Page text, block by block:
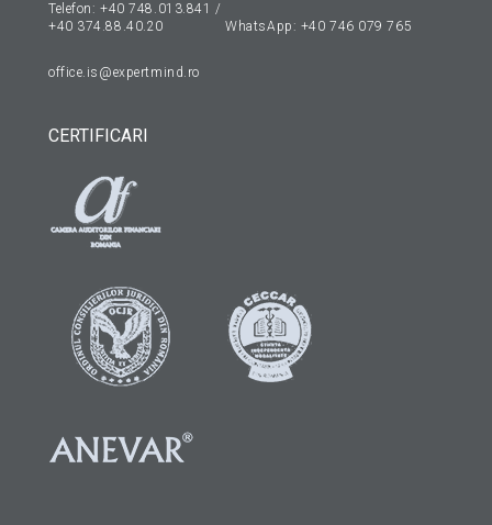
Telefon:+40 748.013.841 /
+40 374.88.40.20
WhatsApp: +40 746 079 765
office.is@expertmind.ro
CERTIFICARI